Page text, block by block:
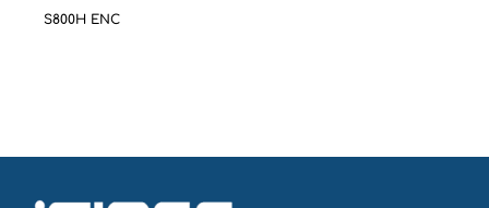
S800H ΕΝC